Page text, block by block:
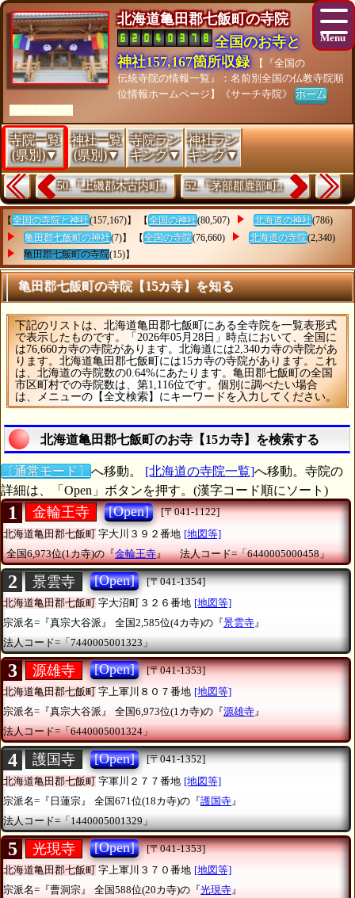
北海道亀田郡七飯町の寺院
全国のお寺と
神社157,167箇所収録
【『全国の
伝統寺院の情報一覧』：名前別全国の仏教寺院順
位情報ホームページ】《サーチ寺院》ホーム
[As of 26/07/28]
寺院一覧
(県別)▼
神社一覧
(県別)▼
寺院ラン
キング▼
神社ラン
キング▼
50.『上磯郡木古内町』 52.『茅部郡鹿部町』
【 全国の寺院と神社(157,167)】 【 全国の神社(80,507) 北海道の神社(786)
亀田郡七飯町の神社(7)】 【 全国の寺院(76,660) 北海道の寺院(2,340)
亀田郡七飯町の寺院(15)】
亀田郡七飯町の寺院【15カ寺】を知る
下記のリストは、北海道亀田郡七飯町にある全寺院を一覧表形式
で表示したものです。「2026年05月28日」時点において、全国に
は76,660カ寺の寺院があります。北海道には2,340カ寺の寺院があ
ります。北海道亀田郡七飯町には15カ寺の寺院があります。これ
は、北海道の寺院数の0.64%にあたります。亀田郡七飯町の全国
市区町村での寺院数は、第1,116位です。個別に調べたい場合
は、メニューの【全文検索】にキーワードを入力してください。
北海道亀田郡七飯町のお寺【15カ寺】を検索する
〔通常モード〕 へ移動。 [北海道の寺院一覧]へ移動。寺院の
詳細は、「Open」ボタンを押す。(漢字コード順にソート)
1 金輪王寺 [Open]
[〒041-1122]
北海道亀田郡七飯町 字大川３９２番地 [地図等]
全国6,973位(1カ寺)の『金輪王寺』 法人コード=「6440005000458」
2 景雲寺 [Open]
[〒041-1354]
北海道亀田郡七飯町 字大沼町３２６番地 [地図等]
宗派名=『真宗大谷派』
全国2,585位(4カ寺)の『景雲寺』
法人コード=「7440005001323」
3 源雄寺 [Open]
[〒041-1353]
北海道亀田郡七飯町 字上軍川８０７番地 [地図等]
宗派名=『真宗大谷派』
全国6,973位(1カ寺)の『源雄寺』
法人コード=「6440005001324」
4 護国寺 [Open]
[〒041-1352]
北海道亀田郡七飯町 字軍川２７７番地 [地図等]
宗派名=『日蓮宗』
全国671位(18カ寺)の『護国寺 』
法人コード=「1440005001329」
5 光現寺 [Open]
[〒041-1353]
北海道亀田郡七飯町 字上軍川３７０番地 [地図等]
宗派名=『曹洞宗』
全国588位(20カ寺)の『光現寺』